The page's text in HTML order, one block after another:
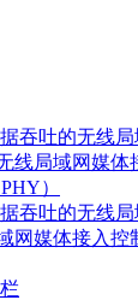
吞吐的无线
线局域网媒体
）
吞吐的无线局
网媒体接入控